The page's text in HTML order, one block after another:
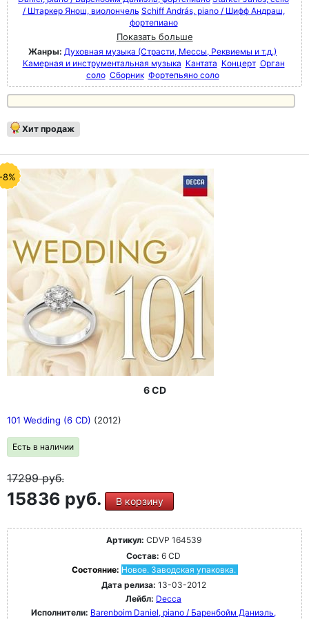
/ Штаркер Янош, виолончель Schiff András, piano / Шифф Андраш,
фортепиано
Показать больше
Жанры: Духовная музыка (Страсти, Мессы, Реквиемы и т.д.)
Камерная и инструментальная музыка Кантата Концерт Орган
соло Сборник Фортепьяно соло
Хит продаж
8%
6 CD
101 Wedding (6 CD) (2012)
Есть в наличии
17299руб.
15836 руб. В корзину
Артикул: CDVP 164539
Состав: 6 CD
Состояние: Новое. Заводская упаковка.
Дата релиза: 13-03-2012
Лейбл: Decca
Исполнители: Barenboim Daniel, piano / Баренбойм Даниэль,